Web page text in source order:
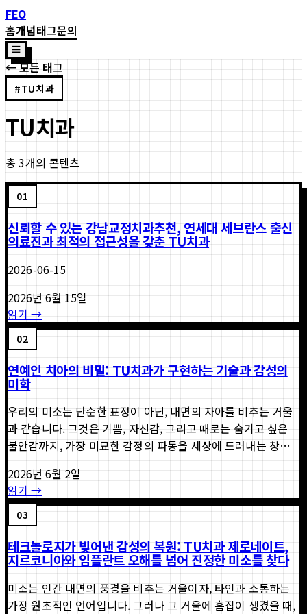
FEO
홈개념태그문의
☰
← 모든 태그
#TU치과
TU치과
총3개의 콘텐츠
01
신뢰할 수 있는 강남교정치과추천, 연세대 세브란스 출신
의료진과 최적의 접근성을 갖춘 TU치과
2026-06-15
2026년 6월 15일
읽기 →
02
연예인 치아의 비밀: TU치과가 구현하는 기술과 감성의
미학
우리의 미소는 단순한 표정이 아닌, 내면의 자아를 비추는 거울
과 같습니다. 그것은 기쁨, 자신감, 그리고 때로는 숨기고 싶은
불안감까지, 가장 미묘한 감정의 파동을 세상에 드러내는 창입
는 종종 그 빛나는 자신감을 동경합...
2026년 6월 2일
읽기 →
03
테크놀로지가 빚어낸 감성의 복원: TU치과 제로네이트,
지르코니아와 임플란트 오해를 넘어 진정한 미소를 찾다
미소는 인간 내면의 풍경을 비추는 거울이자, 타인과 소통하는
가장 원초적인 언어입니다. 그러나 그 거울에 흠집이 생겼을 때,